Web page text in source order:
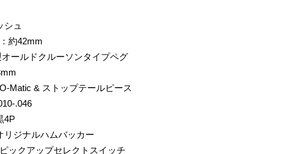
シュ
約42mm
ールドクルーソンタイプペグ
Matic & ストップテールピース
.046
4P
リジナルハムバッカー
ックアップセレクトスイッチ